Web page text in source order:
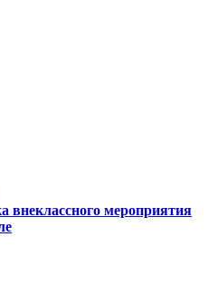
внеклассного мероприятия